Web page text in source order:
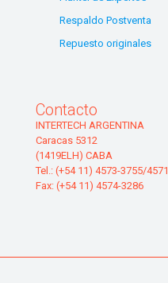
Respaldo Postventa
Repuesto originales
Contacto
INTERTECH ARGENTINA
Caracas 5312
(1419ELH) CABA
Tel.: (+54 11) 4573-3755/
Fax: (+54 11) 4574-3286